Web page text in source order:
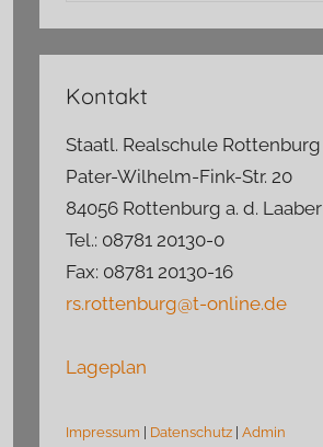
Kontakt
Staatl. Realschule Rottenburg
Pater-Wilhelm-Fink-Str. 20
84056 Rottenburg a. d. Laaber
Tel.: 08781 20130-0
Fax: 08781 20130-16
rs.rottenburg@t-online.de
Lageplan
Impressum Datenschutz |Admin